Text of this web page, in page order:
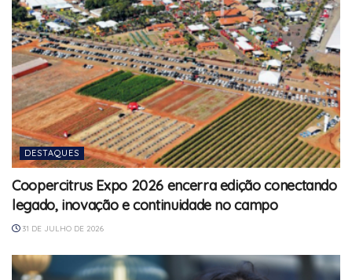
DESTAQUES
Coopercitrus Expo 2026 encerra edição conectando
legado, inovação e continuidade no campo
31 DE JULHO DE 2026